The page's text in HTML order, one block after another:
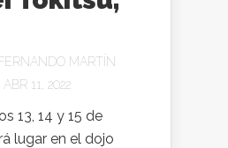
FERNANDO MARTÍN
11, 2022
13, 14 y 15 de
lugar en el dojo